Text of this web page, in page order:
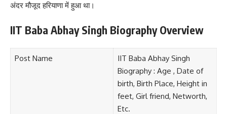
अंदर मौजूद हरियाणा में हुआ था।
IIT Baba Abhay Singh Biography Overview
Post Name
IIT Baba Abhay Singh
Biography : Age , Date of
birth, Birth Place, Height in
feet, Girl friend, Networth,
Etc.